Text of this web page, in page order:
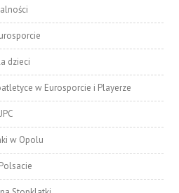
dzieci
w Eurosporcie i Playerze
w Opolu